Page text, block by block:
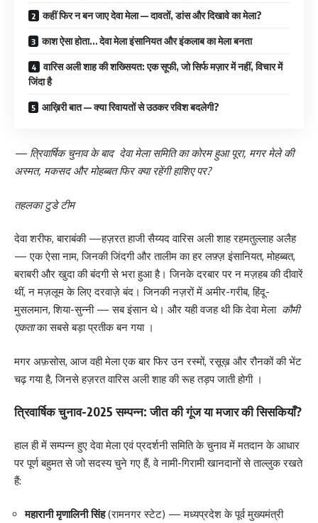
कहीं फिर न बन जाए देवा मेला — दावतों, डांस और दिखावे का मेला?
काश ऐसा होता… देवा मेला इंसानियत और इंकलाब का मेला बनता
वारिस अली शाह की शख्सियत: एक सूफी, जो सिर्फ मज़ार में नहीं, विचार में
जिंदा है
आख़िरी बात — क्या रिवायतों से उठकर रविश बदलेगी?
— त्रिवार्षिक चुनाव के बाद देवा मेला समिति का कोरम हुआ पूरा, मगर मेले की
अस्मत, मकसद और मोहब्बत फिर क्या रहेंगी हाशिए पर?
तहलका टुडे टीम
देवा शरीफ, बाराबंकी —हज़रत हाजी सैय्यद वारिस अली शाह रहमतुल्लाह अलैह
— एक ऐसा नाम, जिनकी जिंदगी और तालीम का हर लफ़्ज़ इंसानियत, मोहब्बत,
बराबरी और खुदा की बंदगी से भरा हुआ है। जिनके दरबार पर न मज़हब की दीवारें
थीं, न मज़लूम के लिए दरवाज़े बंद। जिनकी नज़रों में अमीर-गरीब, हिंदू-
मुसलमान, शिया-सुन्नी — सब इंसान थे। और यही वजह थी कि देवा मेला कौमी
एकताका सबसे बड़ा प्रतीक बन गया ।
मगर अफ़सोस, आज वही मेला एक बार फिर उन रस्मों, रसूख़ और रौनकों की भेंट
चढ़ गया है, जिनसे हज़रत वारिस अली शाह की रूह तड़प जाती होगी ।
त्रिवार्षिक चुनाव-2025 सम्पन्न: जीत की गूंज या मजार की सिसकियाँ?
हाल ही में सम्पन्न हुए देवा मेला एवं प्रदर्शनी समिति के चुनाव में मतदान के आधार
पर पूर्ण बहुमत से जो सदस्य चुने गए हैं, वे नामी-गिरामी खानदानों से ताल्लुक रखते
हैं:
महारानी मृणालिनी सिंह(रामनगर स्टेट) — मध्यप्रदेश के पूर्व मुख्यमंत्री